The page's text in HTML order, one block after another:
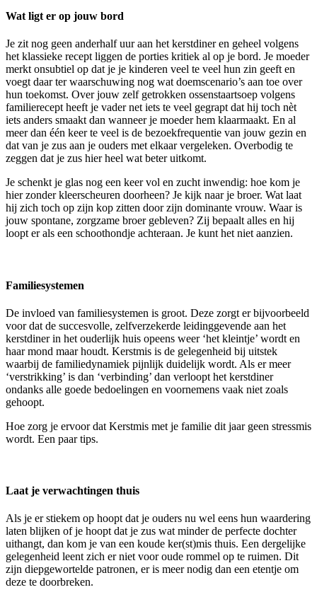
Wat ligt er op jouw bord
Je zit nog geen anderhalf uur aan het kerstdiner en geheel volgens
het klassieke recept liggen de porties kritiek al op je bord. Je moeder
merkt onsubtiel op dat je je kinderen veel te veel hun zin geeft en
voegt daar ter waarschuwing nog wat doemscenario’s aan toe over
hun toekomst. Over jouw zelf getrokken ossenstaartsoep volgens
familierecept heeft je vader net iets te veel gegrapt dat hij toch nèt
iets anders smaakt dan wanneer je moeder hem klaarmaakt. En al
meer dan één keer te veel is de bezoekfrequentie van jouw gezin en
dat van je zus aan je ouders met elkaar vergeleken. Overbodig te
zeggen dat je zus hier heel wat beter uitkomt.
Je schenkt je glas nog een keer vol en zucht inwendig: hoe kom je
hier zonder kleerscheuren doorheen? Je kijk naar je broer. Wat laat
hij zich toch op zijn kop zitten door zijn dominante vrouw. Waar is
jouw spontane, zorgzame broer gebleven? Zij bepaalt alles en hij
loopt er als een schoothondje achteraan. Je kunt het niet aanzien.
Familiesystemen
De invloed van familiesystemen is groot. Deze zorgt er bijvoorbeeld
voor dat de succesvolle, zelfverzekerde leidinggevende aan het
kerstdiner in het ouderlijk huis opeens weer ‘het kleintje’ wordt en
haar mond maar houdt. Kerstmis is de gelegenheid bij uitstek
waarbij de familiedynamiek pijnlijk duidelijk wordt. Als er meer
‘verstrikking’ is dan ‘verbinding’ dan verloopt het kerstdiner
ondanks alle goede bedoelingen en voornemens vaak niet zoals
gehoopt.
Hoe zorg je ervoor dat Kerstmis met je familie dit jaar geen stressmis
wordt. Een paar tips.
Laat je verwachtingen thuis
Als je er stiekem op hoopt dat je ouders nu wel eens hun waardering
laten blijken of je hoopt dat je zus wat minder de perfecte dochter
uithangt, dan kom je van een koude ker(st)mis thuis. Een dergelijke
gelegenheid leent zich er niet voor oude rommel op te ruimen. Dit
zijn diepgewortelde patronen, er is meer nodig dan een etentje om
deze te doorbreken.